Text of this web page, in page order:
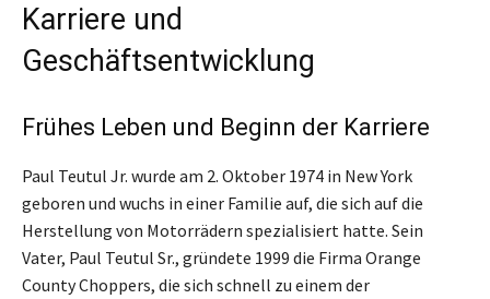
Karriere und
Geschäftsentwicklung
Frühes Leben und Beginn der Karriere
Paul Teutul Jr. wurde am 2. Oktober 1974 in New York
geboren und wuchs in einer Familie auf, die sich auf die
Herstellung von Motorrädern spezialisiert hatte. Sein
Vater, Paul Teutul Sr., gründete 1999 die Firma Orange
County Choppers, die sich schnell zu einem der